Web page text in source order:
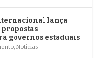
lança
governos estaduais
Notícias